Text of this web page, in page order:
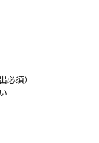
須）